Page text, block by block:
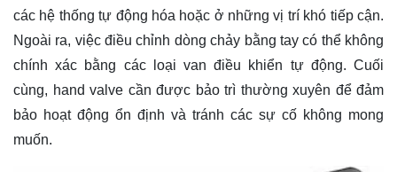
các hệ thống tự động hóa hoặc ở những vị trí khó tiếp cận.
Ngoài ra, việc điều chỉnh dòng chảy bằng tay có thể không
chính xác bằng các loại van điều khiển tự động. Cuối
cùng, hand valve cần được bảo trì thường xuyên để đảm
bảo hoạt động ổn định và tránh các sự cố không mong
muốn.